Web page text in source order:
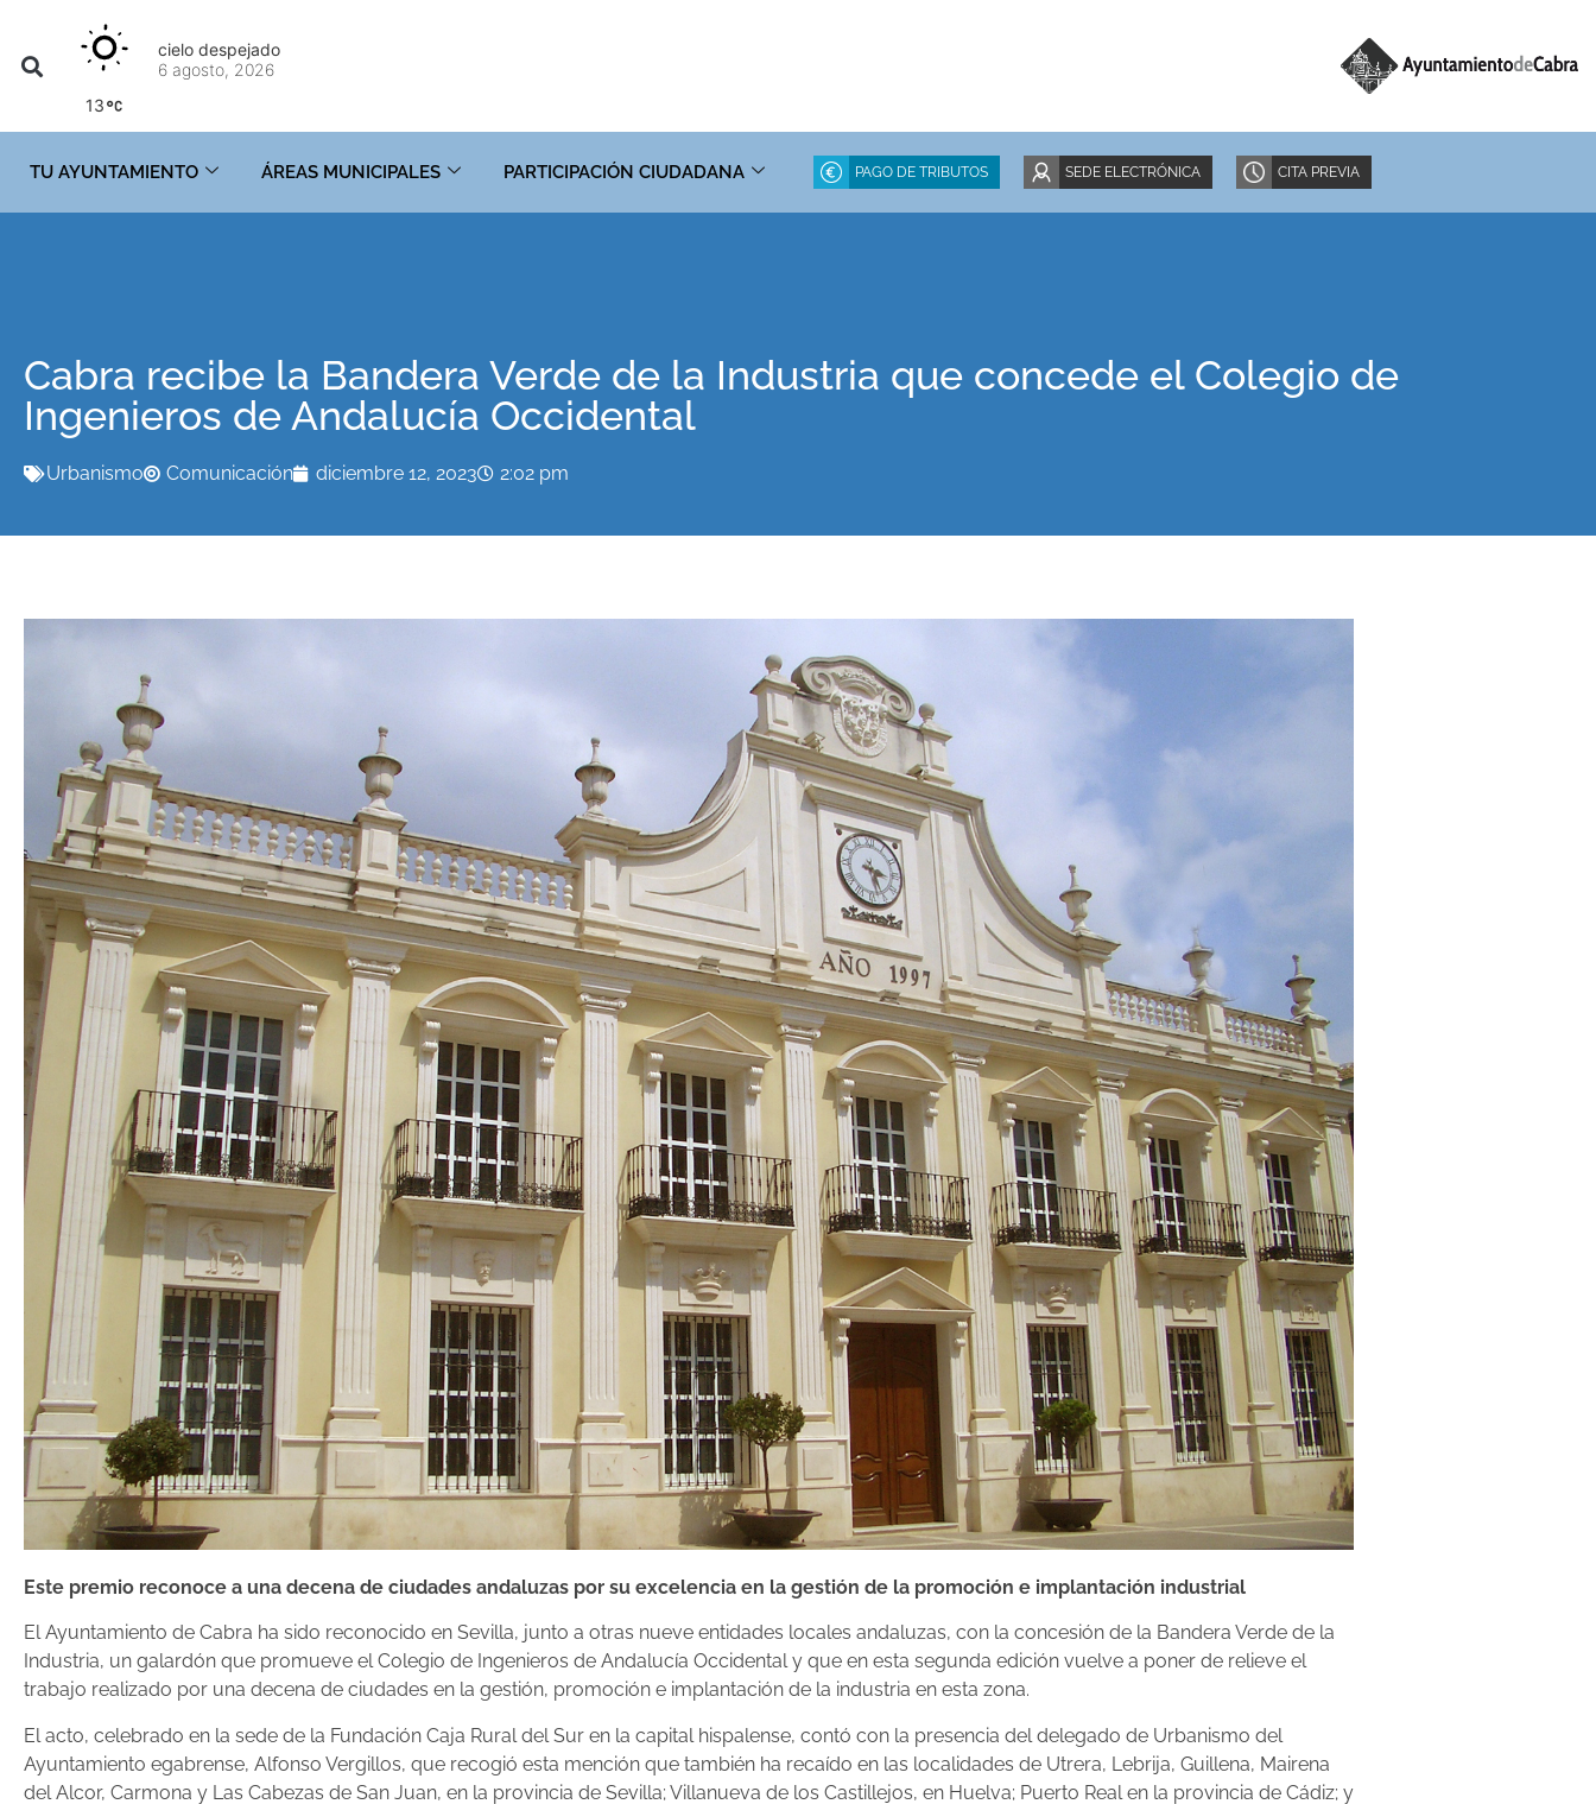
13
cielo despejado
6 agosto, 2026
TU AYUNTAMIENTO ÁREAS MUNICIPALES PARTICIPACIÓN CIUDADANA PAGO DE TRIBUTOS SEDE ELECTRÓNICA CITA PREVIA
Cabra recibe la Bandera Verde de la Industria que concede el Colegio de
Ingenieros de Andalucía Occidental
Urbanismo Comunicación diciembre 12, 2023 2:02 pm
Este premio reconoce a una decena de ciudades andaluzas por su excelencia en la gestión de la promoción e implantación industrial
El Ayuntamiento de Cabra ha sido reconocido en Sevilla, junto a otras nueve entidades locales andaluzas, con la concesión de la Bandera Verde de la
Industria, un galardón que promueve el Colegio de Ingenieros de Andalucía Occidental y que en esta segunda edición vuelve a poner de relieve el
trabajo realizado por una decena de ciudades en la gestión, promoción e implantación de la industria en esta zona.
El acto, celebrado en la sede de la Fundación Caja Rural del Sur en la capital hispalense, contó con la presencia del delegado de Urbanismo del
Ayuntamiento egabrense, Alfonso Vergillos, que recogió esta mención que también ha recaído en las localidades de Utrera, Lebrija, Guillena, Mairena
del Alcor, Carmona y Las Cabezas de San Juan, en la provincia de Sevilla; Villanueva de los Castillejos, en Huelva; Puerto Real en la provincia de Cádiz; y